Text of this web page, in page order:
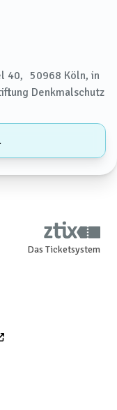
40, 50968 Köln, in
Denkmalschutz
Das Ticketsystem